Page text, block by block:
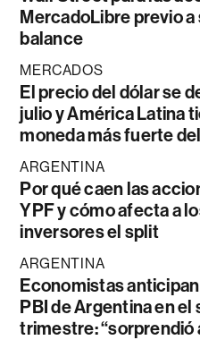
MercadoLibre previo a
balance
MERCADOS
El precio del dólar se
julio y América Latina
moneda más fuerte
ARGENTINA
Por qué caen las
YPF y cómo afecta a
inversores el split
ARGENTINA
Economistas
PBI de Argentina en el
trimestre: “sorprendió